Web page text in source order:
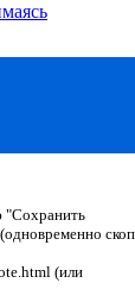
"Сохранить
(или